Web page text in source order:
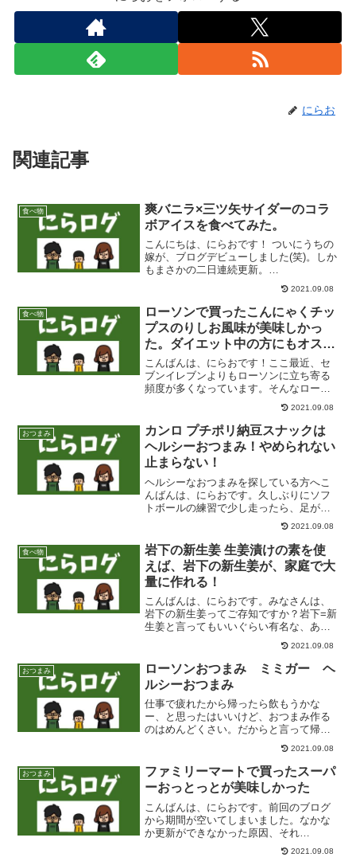
にらお
関連記事
食べ物
爽バニラ×三ツ矢サイダーのコラ
ボアイスを食べてみた。
こんにちは、にらおです！ ついにうちの
嫁が、ブログデビューしました(笑)。しか
もまさかの二日連続更新。
www.niraoblog.com もともといろんなブ
ログ読むのが好きだったので、「書いて
みたら？」と言ったら、今のところ乗り
気で書いてく...
2021.09.08
食べ物
ローソンで買ったこんにゃくチッ
プスのりしお風味が美味しかっ
た。ダイエット中の方にもオスス
メ。
こんばんは、にらおです！ここ最近、セ
ブンイレブンよりもローソンに立ち寄る
頻度が多くなっています。そんなローソ
ン大好きなにらおが、また美味しいおつ
まみを見つけましたよー！今回はお腹が
気になる方必見、ヘルシーなおつまみで
す！ こんにゃくチップス...
2021.09.08
おつまみ
カンロ プチポリ納豆スナックは
ヘルシーおつまみ！やめられない
止まらない！
ヘルシーなおつまみを探している方へこ
んばんは、にらおです。久しぶりにソフ
トボールの練習で少し走ったら、足が筋
肉痛です。運動不足と年齢による衰えを
感じております(笑)。「運動したから今日
はご褒美に飲んじゃおうか」って思う
方々多いと思いますが、...
2021.09.08
食べ物
岩下の新生姜 生姜漬けの素を使
えば、岩下の新生姜が、家庭で大
量に作れる！
こんばんは、にらおです。みなさんは、
岩下の新生姜ってご存知ですか？岩下=新
生姜と言ってもいいぐらい有名な、あの
生姜のお漬物です。出典：岩下食品公式
サイトおつまみにも、おかずにもなる万
能なあの岩下の新生姜。にらおが好きな
バンド「打首獄門同好会...
2021.09.08
おつまみ
ローソンおつまみ ミミガー ヘ
ルシーおつまみ
仕事で疲れたから帰ったら飲もうかな
ー、と思ったはいいけど、おつまみ作る
のはめんどくさい。だからと言って帰り
にコンビニによっても、なんかお菓子っ
ていう気分じゃない。だけどもお惣菜っ
てわけでもないんだよなー。って時あり
ませんか？ 大体の人は、そ...
2021.09.08
おつまみ
ファミリーマートで買ったスーパ
ーおっとっとが美味しかった
こんばんは、にらおです。前回のブログ
から期間が空いてしまいました。なかな
か更新ができなかった原因、それ
は・・・田植えです(笑)。なかなか見れな
い、田植機が苗を植えているところ。動
2021.09.08